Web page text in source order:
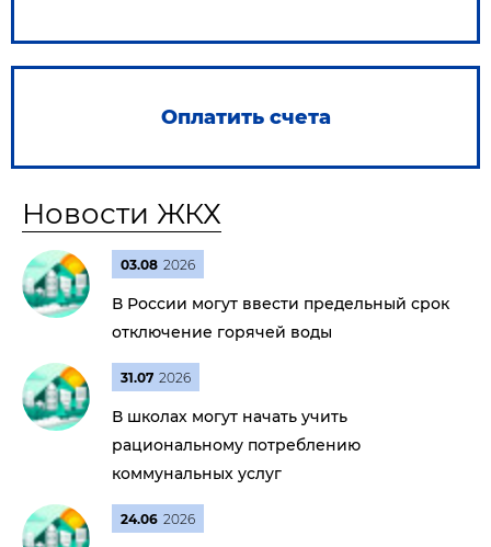
Оплатить счета
Новости ЖКХ
03.08 2026
В России могут ввести предельный срок
отключение горячей воды
31.07 2026
В школах могут начать учить
рациональному потреблению
коммунальных услуг
24.06 2026